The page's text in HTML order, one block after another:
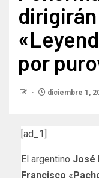
por
diciembre 1,
[ad_1]
El argentino José
Francisco «